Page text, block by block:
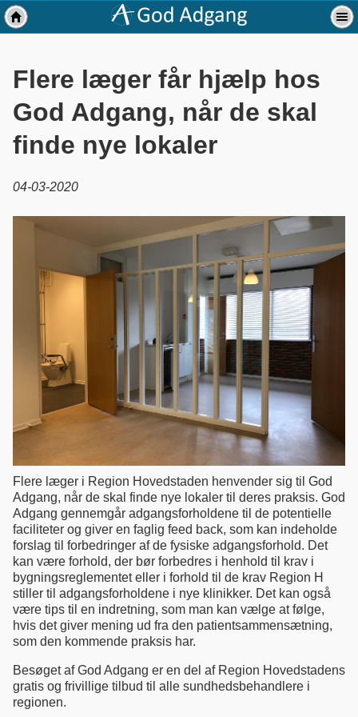
Flere læger får hjælp hos
God Adgang, når de skal
finde nye lokaler
04-03-2020
Flere læger i Region Hovedstaden henvender sig til God
Adgang, når de skal finde nye lokaler til deres praksis. God
Adgang gennemgår adgangsforholdene til de potentielle
faciliteter og giver en faglig feed back, som kan indeholde
forslag til forbedringer af de fysiske adgangsforhold. Det
kan være forhold, der bør forbedres i henhold til krav i
bygningsreglementet eller i forhold til de krav Region H
stiller til adgangsforholdene i nye klinikker. Det kan også
være tips til en indretning, som man kan vælge at følge,
hvis det giver mening ud fra den patientsammensætning,
som den kommende praksis har.
Besøget af God Adgang er en del af Region Hovedstadens
gratis og frivillige tilbud til alle sundhedsbehandlere i
regionen.